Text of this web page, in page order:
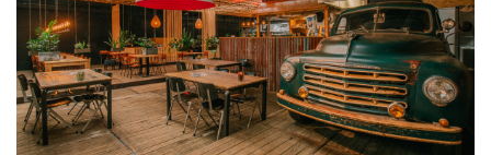
Drinken
Slapen
Recreatief
Winkels